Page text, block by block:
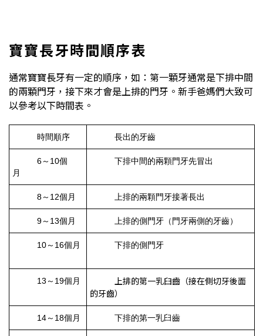
寶寶長牙時間順序表
通常寶寶長牙有一定的順序，如：第一顆牙通常是下排中間
的兩顆門牙，接下來才會是上排的門牙。新手爸媽們大致可
以參考以下時間表。
時間順序 長出的牙齒
6～10個
月
下排中間的兩顆門牙先冒出
8～12個月 上排的兩顆門牙接著長出
9～13個月 上排的側門牙（門牙兩側的牙齒）
10～16個月 下排的側門牙
13～19個月 上排的第一乳臼齒 （接在側切牙後面
的牙齒）
14～18個月 下排的第一乳臼齒